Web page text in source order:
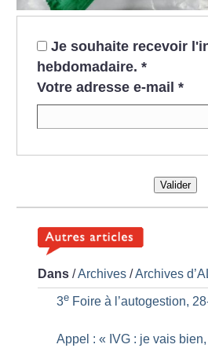
Je souhaite recevoir
hebdomadaire. *
Votre adresse e-mail *
Valider
Dans /Archives /Archives
3e Foire à l’autogestion,
Appel : « IVG : je vais